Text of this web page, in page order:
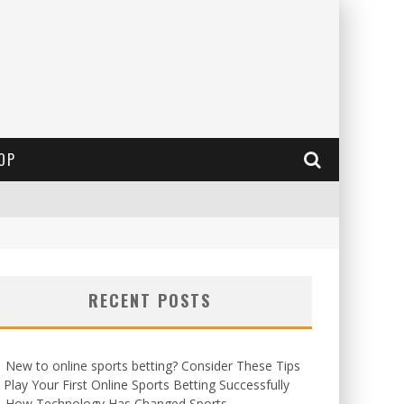
RECENT POSTS
New to online sports betting? Consider These Tips
Your First Online Sports Betting Successfully